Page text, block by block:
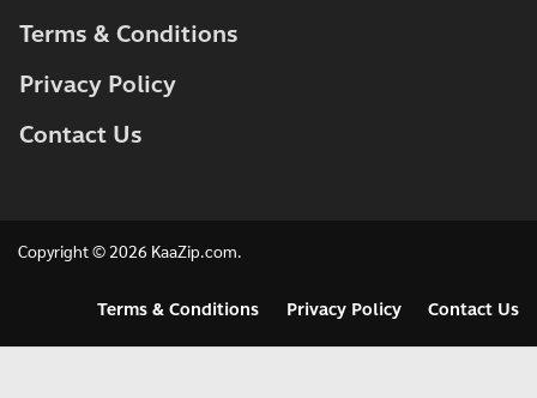
Terms & Conditions
Privacy Policy
Contact Us
Copyright © 2026 KaaZip.com.
Terms & Conditions Privacy Policy Contact Us